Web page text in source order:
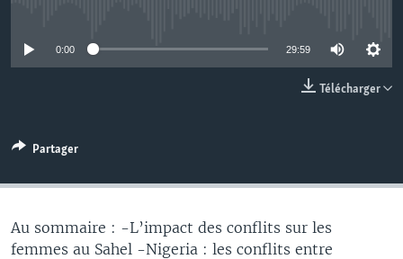
0:00 29:59
Télécharger
Partager
Au sommaire : -L’impact des conflits sur les
femmes au Sahel -Nigeria : les conflits entre